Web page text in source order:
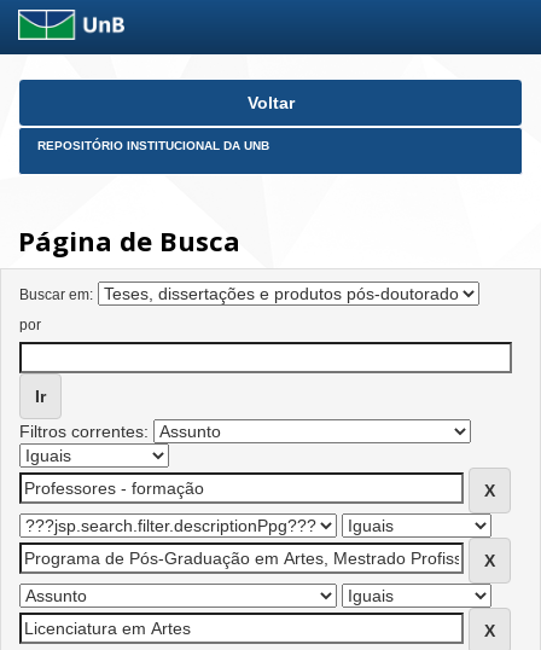
Skip
Voltar
REPOSITÓRIO INSTITUCIONAL DA UNB
Página de Busca
Buscar em:
por
Filtros correntes: